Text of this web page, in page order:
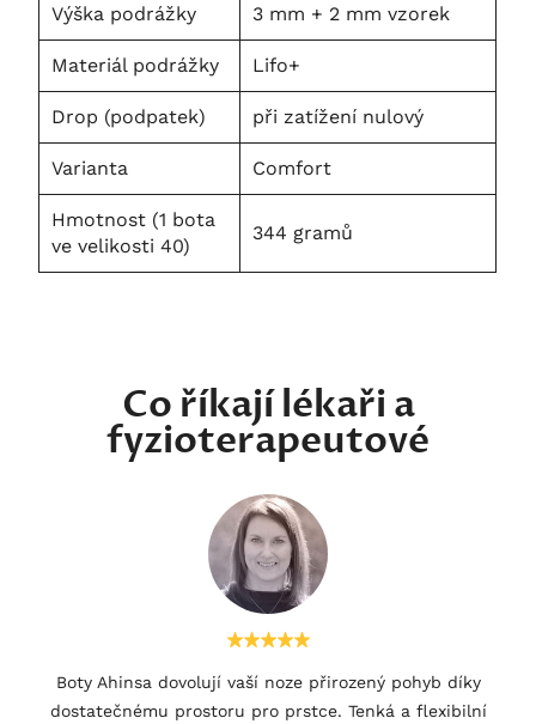
Výška podrážky 3 mm + 2 mm vzorek
Materiál podrážky Lifo+
Drop (podpatek) při zatížení nulový
Varianta Comfort
Hmotnost (1 bota
ve velikosti 40)
344 gramů
Co říkají lékaři a
fyzioterapeutové
Boty Ahinsa dovolují vaší noze přirozený pohyb díky
dostatečnému prostoru pro prstce. Tenká a flexibilní